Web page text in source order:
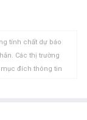
tính chất dự báo
Các thị trường
đích thông tin